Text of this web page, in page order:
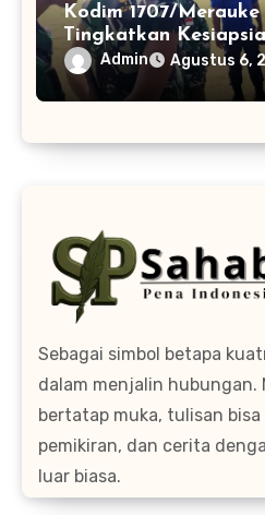
Kodim 1707/
Tingkatkan
Pelatihan
Admin Agustus 6,
Sebagai simbol betapa
dalam menjalin hubungan.
bertatap muka, tulisan
pemikiran, dan cerita
luar biasa.